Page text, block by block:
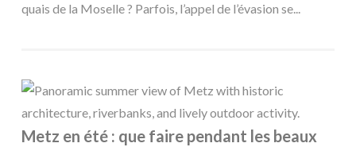
quais de la Moselle ? Parfois, l’appel de l’évasion se...
Metz en été : que faire pendant les beaux